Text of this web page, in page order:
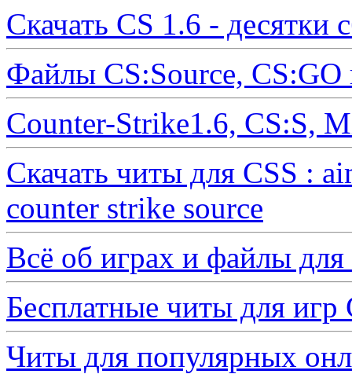
Скачать CS 1.6 - десятки
Файлы CS:Source, CS:GO
Counter-Strike1.6, CS:S,
Скачать читы для CSS :
counter strike source
Всё об играх и файлы для
Бесплатные читы для
Читы для популярных